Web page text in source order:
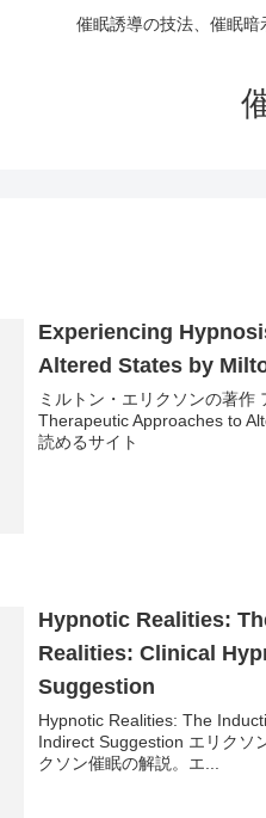
催眠誘導の技法、催眠
Experiencing
Altered States by
ミルトン・エリクソンの著作
Therapeutic Approaches to
読めるサイト
Hypnotic Realities:
Realities: Clinical
Suggestion
Hypnotic Realities: The
Indirect Suggestion エリクソ
クソン催眠の解説。エ...